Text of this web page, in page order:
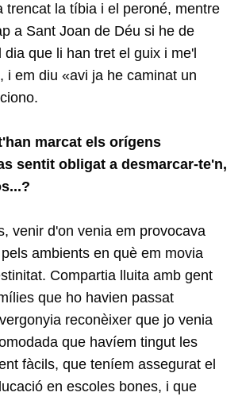
trencat la tíbia i el peroné, mentre
a Sant Joan de Déu si he de
dia que li han tret el guix i me'l
i em diu «avi ja he caminat un
marcat els orígens
sentit obligat a desmarcar-te'n,
venir d'on venia em provocava
ambients en què em movia
Compartia lluita amb gent
que ho havien passat
reconèixer que jo venia
que havíem tingut les
fàcils, que teníem assegurat el
en escoles bones, i que